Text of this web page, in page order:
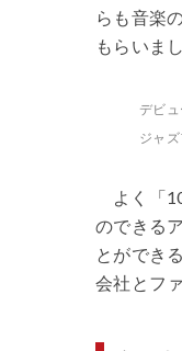
らも音楽
もらいま
デビ
ジャ
よく「
のできる
とができ
会社とフ